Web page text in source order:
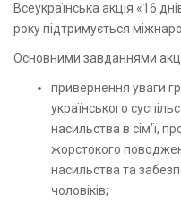
Всеукраїнська акція «16
року підтримується
Основними завданнями
привернення уваги
українського
насильства в сім’ї,
жорстокого
насильства та
чоловіків;